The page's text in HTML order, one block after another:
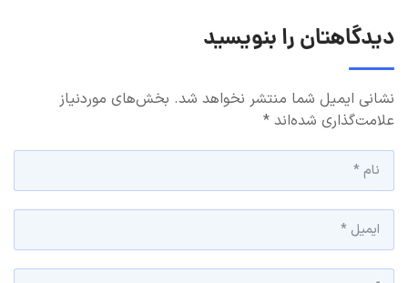
دیدگاهتان را بنویسید
نشانی ایمیل شما منتشر نخواهد شد. بخش‌های موردنیاز
علامت‌گذاری شده‌اند *